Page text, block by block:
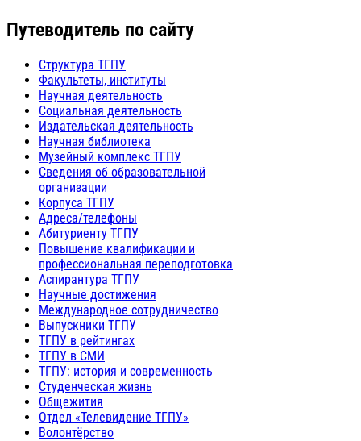
Путеводитель по сайту
Структура ТГПУ
Факультеты, институты
Научная деятельность
Социальная деятельность
Издательская деятельность
Научная библиотека
Музейный комплекс ТГПУ
Сведения об образовательной
организации
Корпуса ТГПУ
Адреса/телефоны
Абитуриенту ТГПУ
Повышение квалификации и
профессиональная переподготовка
Аспирантура ТГПУ
Научные достижения
Международное сотрудничество
Выпускники ТГПУ
ТГПУ в рейтингах
ТГПУ в СМИ
ТГПУ: история и современность
Студенческая жизнь
Общежития
Отдел «Телевидение ТГПУ»
Волонтёрство